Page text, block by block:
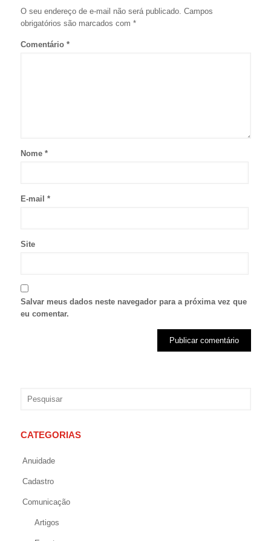
O seu endereço de e-mail não será publicado. Campos
obrigatórios são marcados com *
Comentário *
Nome *
E-mail *
Site
Salvar meus dados neste navegador para a próxima vez que
eu comentar.
CATEGORIAS
Anuidade
Cadastro
Comunicação
Artigos